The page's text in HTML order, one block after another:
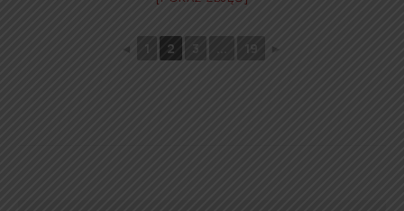
◄ 1 2 3 19 ►